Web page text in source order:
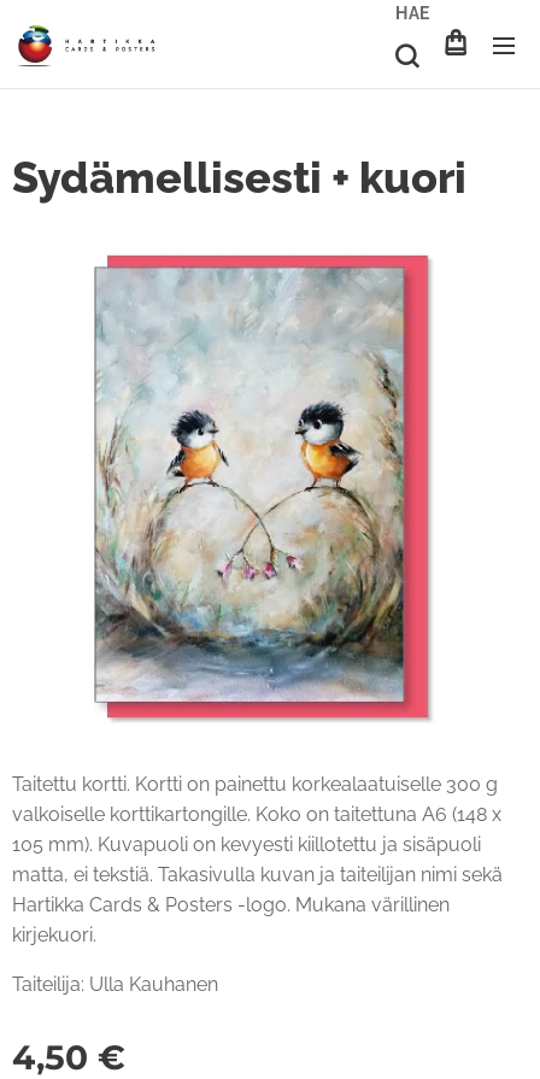
HAE
Sydämellisesti + kuori
Taitettu kortti. Kortti on painettu korkealaatuiselle 300 g
valkoiselle korttikartongille. Koko on taitettuna A6 (148 x
105 mm). Kuvapuoli on kevyesti kiillotettu ja sisäpuoli
matta, ei tekstiä. Takasivulla kuvan ja taiteilijan nimi sekä
Hartikka Cards & Posters -logo. Mukana värillinen
kirjekuori.
Taiteilija: Ulla Kauhanen
4,50 €